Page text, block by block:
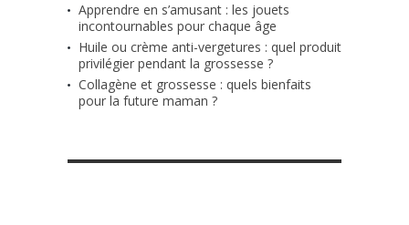
Apprendre en s’amusant : les jouets
incontournables pour chaque âge
Huile ou crème anti-vergetures : quel produit
privilégier pendant la grossesse ?
Collagène et grossesse : quels bienfaits
pour la future maman ?